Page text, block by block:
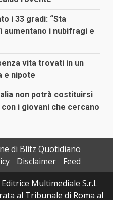
i 33 gradi: “Sta
aumentano i nubifragi e
vita trovati in un
e nipote
non potrà costituirsi
i giovani che cercano
di Blitz Quotidiano
Disclaimer
Feed
Multimediale S.r.l.
al Tribunale di Roma al